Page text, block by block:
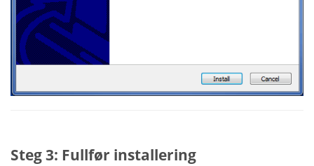
Steg 3: Fullfør installering